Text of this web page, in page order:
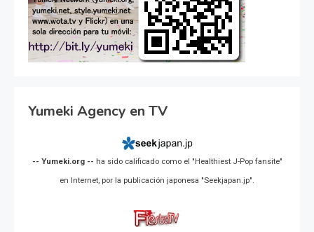
Yumeki Agency en TV
-- Yumeki.org -- ha sido calificado como el "Healthiest J-Pop fansite"
en Internet, por la publicación japonesa "Seekjapan.jp".